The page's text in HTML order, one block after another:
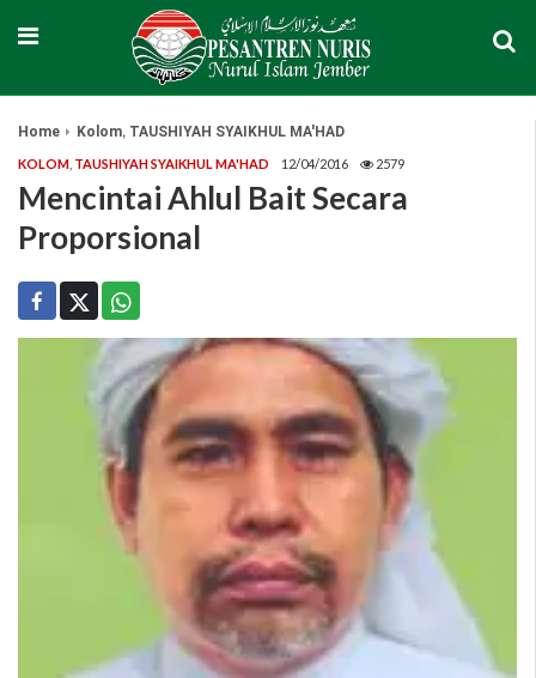
Home Kolom, TAUSHIYAH SYAIKHUL MA'HAD
KOLOM TAUSHIYAH SYAIKHUL MA'HAD 12/04/2016 2579
Mencintai Ahlul Bait Secara
Proporsional